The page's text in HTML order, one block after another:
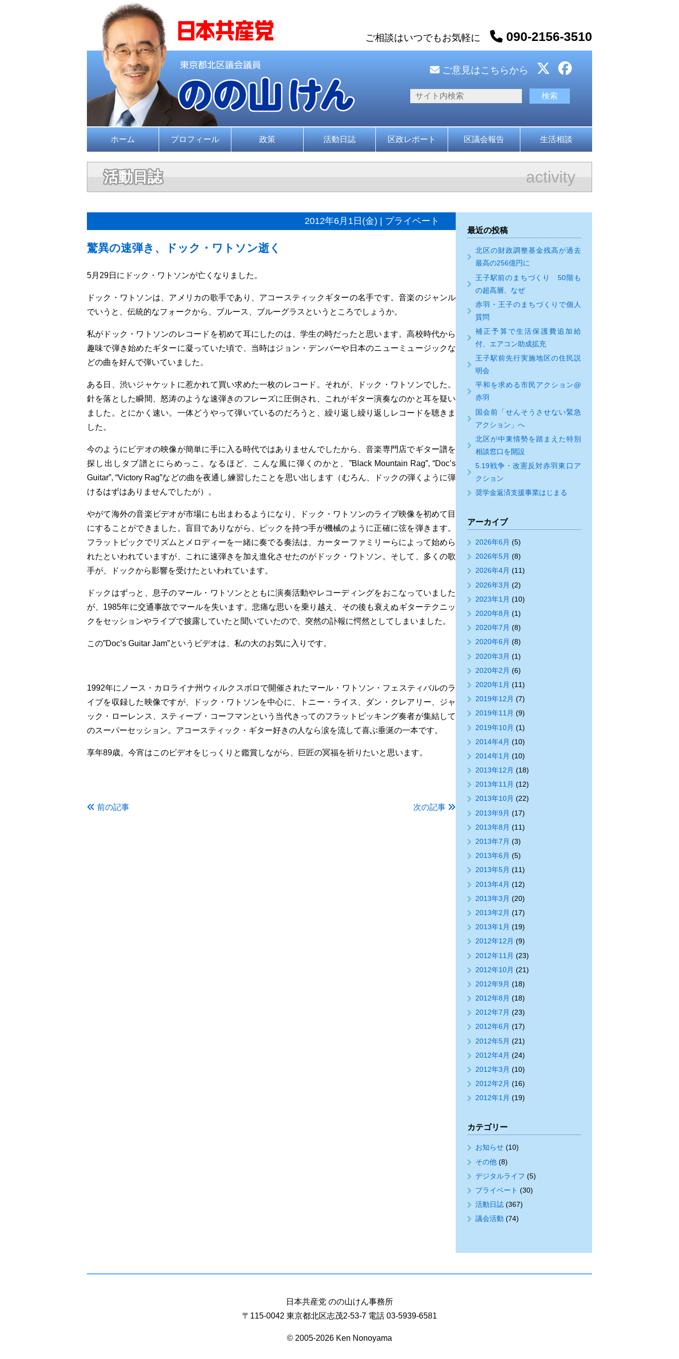
ご相談はいつでもお気軽に 090-2156-3510
ご意見はこちらから
ホーム プロフィール 政策 活動日誌 区政レポート 区議会報告 生活相談
活動日誌 activity
2012年6月1日(金) | プライベート
驚異の速弾き、ドック・ワトソン逝く
5月29日にドック・ワトソンが亡くなりました。
ドック・ワトソンは、アメリカの歌手であり、アコースティックギターの名手です。音楽のジャンル
でいうと、伝統的なフォークから、ブルース、ブルーグラスというところでしょうか。
私がドック・ワトソンのレコードを初めて耳にしたのは、学生の時だったと思います。高校時代から
趣味で弾き始めたギターに凝っていた頃で、当時はジョン・デンバーや日本のニューミュージックな
どの曲を好んで弾いていました。
ある日、渋いジャケットに惹かれて買い求めた一枚のレコード。それが、ドック・ワトソンでした。
針を落とした瞬間、怒涛のような速弾きのフレーズに圧倒され、これがギター演奏なのかと耳を疑い
ました。とにかく速い。一体どうやって弾いているのだろうと、繰り返し繰り返しレコードを聴きま
した。
今のようにビデオの映像が簡単に手に入る時代ではありませんでしたから、音楽専門店でギター譜を
探し出しタブ譜とにらめっこ。なるほど、こんな風に弾くのかと、”Black Mountain Rag”, “Doc’s
Guitar”, “Victory Rag”などの曲を夜通し練習したことを思い出します（むろん、ドックの弾くように弾
けるはずはありませんでしたが）。
やがて海外の音楽ビデオが市場にも出まわるようになり、ドック・ワトソンのライブ映像を初めて目
にすることができました。盲目でありながら、ピックを持つ手が機械のように正確に弦を弾きます。
フラットピックでリズムとメロディーを一緒に奏でる奏法は、カーターファミリーらによって始めら
れたといわれていますが、これに速弾きを加え進化させたのがドック・ワトソン。そして、多くの歌
手が、ドックから影響を受けたといわれています。
ドックはずっと、息子のマール・ワトソンとともに演奏活動やレコーディングをおこなっていました
が、1985年に交通事故でマールを失います。悲痛な思いを乗り越え、その後も衰えぬギターテクニッ
クをセッションやライブで披露していたと聞いていたので、突然の訃報に愕然としてしまいました。
この”Doc’s Guitar Jam”というビデオは、私の大のお気に入りです。
1992年にノース・カロライナ州ウィルクスボロで開催されたマール・ワトソン・フェスティバルのラ
イブを収録した映像ですが、ドック・ワトソンを中心に、トニー・ライス、ダン・クレアリー、ジャ
ック・ローレンス、スティーブ・コーフマンという当代きってのフラットピッキング奏者が集結して
のスーパーセッション。アコースティック・ギター好きの人なら涙を流して喜ぶ垂涎の一本です。
享年89歳。今宵はこのビデオをじっくりと鑑賞しながら、巨匠の冥福を祈りたいと思います。
前の記事 次の記事
最近の投稿
北区の財政調整基金残高が過去
最高の256億円に
王子駅前のまちづくり 50階も
の超高層、なぜ
赤羽・王子のまちづくりで個人
質問
補正予算で生活保護費追加給
付、エアコン助成拡充
王子駅前先行実施地区の住民説
明会
平和を求める市民アクション@
赤羽
国会前「せんそうさせない緊急
アクション」へ
北区が中東情勢を踏まえた特別
相談窓口を開設
5.19戦争・改憲反対赤羽東口ア
クション
奨学金返済支援事業はじまる
アーカイブ
2026年6月 (5)
2026年5月 (8)
2026年4月 (11)
2026年3月 (2)
2023年1月 (10)
2020年8月 (1)
2020年7月 (8)
2020年6月 (8)
2020年3月 (1)
2020年2月 (6)
2020年1月 (11)
2019年12月 (7)
2019年11月 (9)
2019年10月 (1)
2014年4月 (10)
2014年1月 (10)
2013年12月 (18)
2013年11月 (12)
2013年10月 (22)
2013年9月 (17)
2013年8月 (11)
2013年7月 (3)
2013年6月 (5)
2013年5月 (11)
2013年4月 (12)
2013年3月 (20)
2013年2月 (17)
2013年1月 (19)
2012年12月 (9)
2012年11月 (23)
2012年10月 (21)
2012年9月 (18)
2012年8月 (18)
2012年7月 (23)
2012年6月 (17)
2012年5月 (21)
2012年4月 (24)
2012年3月 (10)
2012年2月 (16)
2012年1月 (19)
カテゴリー
お知らせ(10)
その他(8)
デジタルライフ (5)
プライベート (30)
活動日誌(367)
議会活動 (74)
日本共産党 のの山けん事務所
〒115-0042 東京都北区志茂2-53-7 電話 03-5939-6581
© 2005-2026 Ken Nonoyama